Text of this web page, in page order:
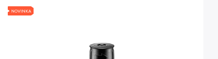
NOVINKA